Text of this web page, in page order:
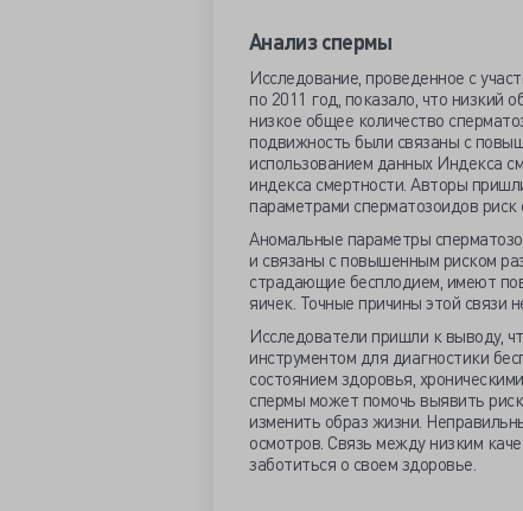
Анализ спермы
Исследование, проведенное с
по 2011 год, показало, что низкий
низкое общее количество
подвижность были связаны с
использованием данных Индекса
индекса смертности. Авторы
параметрами сперматозоидов
Аномальные параметры
и связаны с повышенным риском
страдающие бесплодием, имеют
яичек. Точные причины этой связи
Исследователи пришли к выводу,
инструментом для диагностики
состоянием здоровья,
спермы может помочь выявить
изменить образ жизни.
осмотров. Связь между низким
заботиться о своем здоровье.